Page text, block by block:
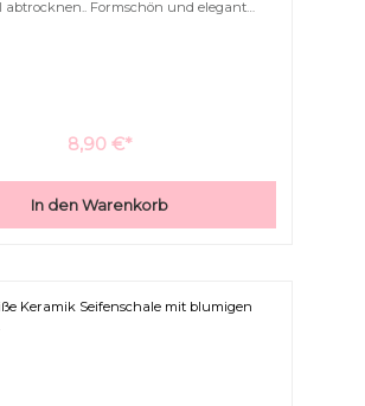
abtrocknen.. Formschön und elegant
8,90 €*
In den Warenkorb